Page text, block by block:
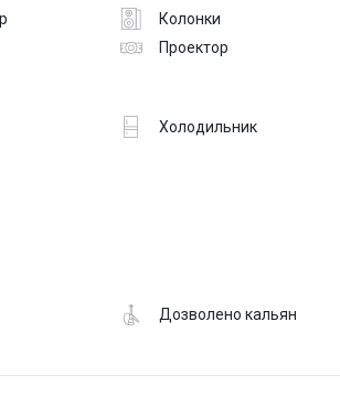
Колонки
Проектор
Холодильник
Дозволено кальян